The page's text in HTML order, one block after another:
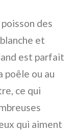
poisson des
et
est parfait
poêle ou au
ce qui
qui aiment